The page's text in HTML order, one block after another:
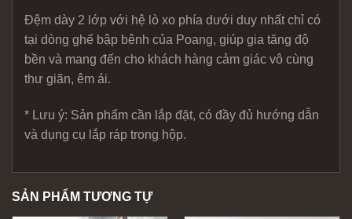
Đệm dày 2 lớp với hệ lò xo phía dưới duy nhất chỉ có
tại dòng ghế bập bênh của Poang, giúp gia tăng độ
bền và mang đến cho khách hàng cảm giác vô cùng
thư giãn, êm ái.
* Lưu ý: Sản phẩm cần lắp đặt, có đầy đủ hướng dẫn
và dụng cụ lắp ráp trong hộp.
SẢN PHẨM TƯƠNG TỰ